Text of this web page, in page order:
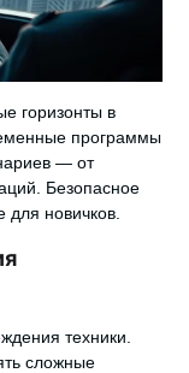
горизонты в
программы
— от
Безопасное
новичков.
техники.
сложные